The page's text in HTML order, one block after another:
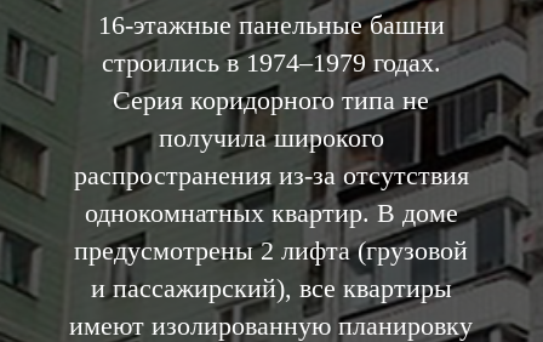
16-этажные панельные башни
строились в 1974–1979 годах.
Серия коридорного типа не
получила широкого
распространения из-за отсутствия
однокомнатных квартир. В доме
предусмотрены 2 лифта (грузовой
и пассажирский), все квартиры
имеют изолированную планировку